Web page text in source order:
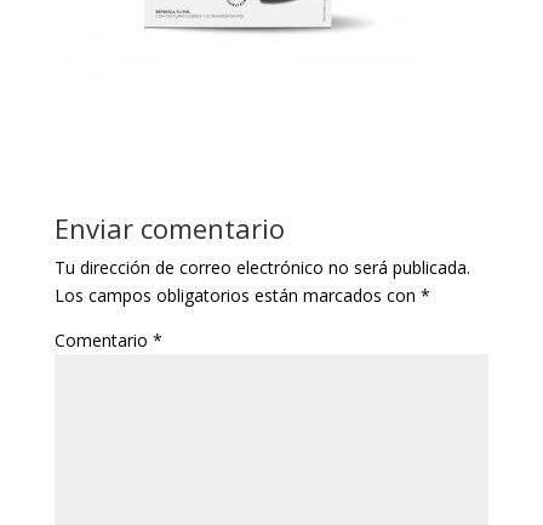
Enviar comentario
Tu dirección de correo electrónico no será publicada.
Los campos obligatorios están marcados con *
Comentario *